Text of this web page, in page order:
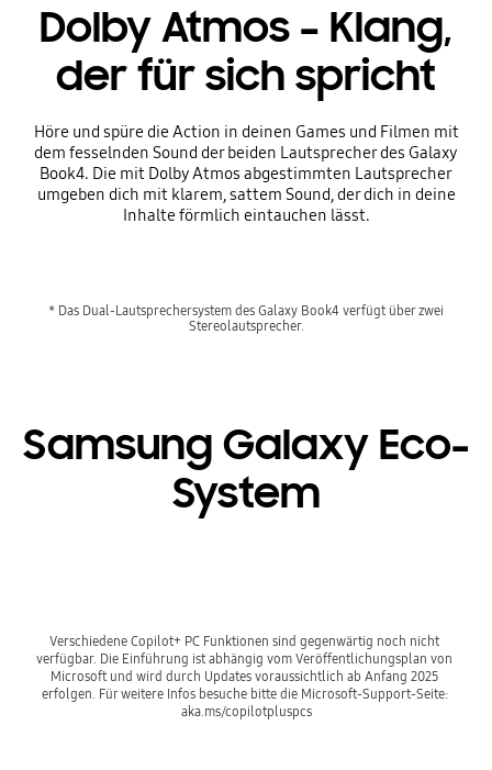
Dolby Atmos – Klang,
der für sich spricht
Höre und spüre die Action in deinen Games und Filmen mit
dem fesselnden Sound der beiden Lautsprecher des Galaxy
Book4. Die mit Dolby Atmos abgestimmten Lautsprecher
umgeben dich mit klarem, sattem Sound, der dich in deine
Inhalte förmlich eintauchen lässt.
* Das Dual-Lautsprechersystem des Galaxy Book4 verfügt über zwei
Stereolautsprecher.
Samsung Galaxy Eco-
System
Verschiedene Copilot+ PC Funktionen sind gegenwärtig noch nicht
verfügbar. Die Einführung ist abhängig vom Veröffentlichungsplan von
Microsoft und wird durch Updates voraussichtlich ab Anfang 2025
erfolgen. Für weitere Infos besuche bitte die Microsoft-Support-Seite:
aka.ms/copilotpluspcs